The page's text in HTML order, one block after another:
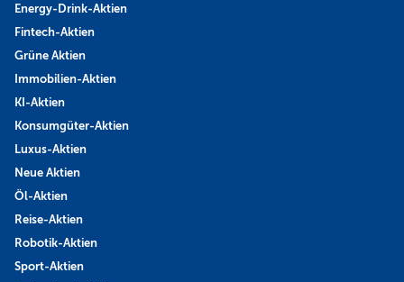
Energy-Drink-Aktien
Fintech-Aktien
Grüne Aktien
Immobilien-Aktien
KI-Aktien
Konsumgüter-Aktien
Luxus-Aktien
Neue Aktien
Öl-Aktien
Reise-Aktien
Robotik-Aktien
Sport-Aktien